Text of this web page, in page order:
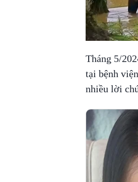
Tháng 5/
tại bệnh
nhiều lời